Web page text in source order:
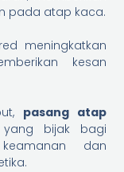
pada atap kaca.
meningkatkan
kesan
pasang atap
bijak bagi
dan